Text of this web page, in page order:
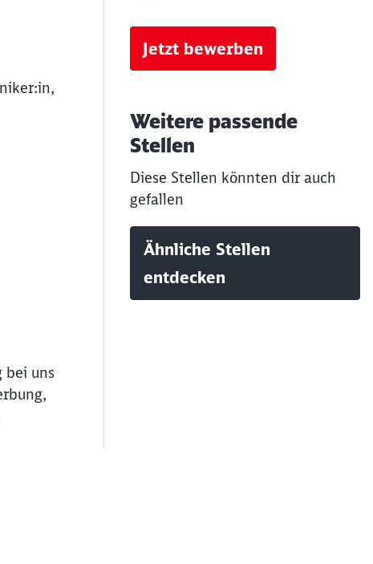
bei uns
Jetzt bewerben
Weitere passende
Stellen
Diese Stellen könnten dir auch
gefallen
Ähnliche Stellen
entdecken